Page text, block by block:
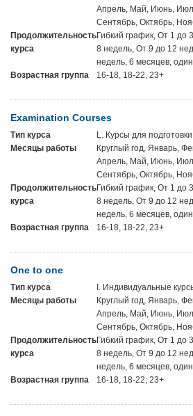
Апрель, Май, Июнь,
Сентябрь, Октябрь,
Продолжительность
курса
Гибкий график, От 1 до
8 недель, От 9 до 12
недель, 6 месяцев,
Возрастная группа
16-18, 18-22, 23+
Examination Courses
Тип курса
L. Курсы для
Месяцы работы
Круглый год, Январь,
Апрель, Май, Июнь,
Сентябрь, Октябрь,
Продолжительность
курса
Гибкий график, От 1 до
8 недель, От 9 до 12
недель, 6 месяцев,
Возрастная группа
16-18, 18-22, 23+
One to one
Тип курса
I. Индивидуальные
Месяцы работы
Круглый год, Январь,
Апрель, Май, Июнь,
Сентябрь, Октябрь,
Продолжительность
курса
Гибкий график, От 1 до
8 недель, От 9 до 12
недель, 6 месяцев,
Возрастная группа
16-18, 18-22, 23+